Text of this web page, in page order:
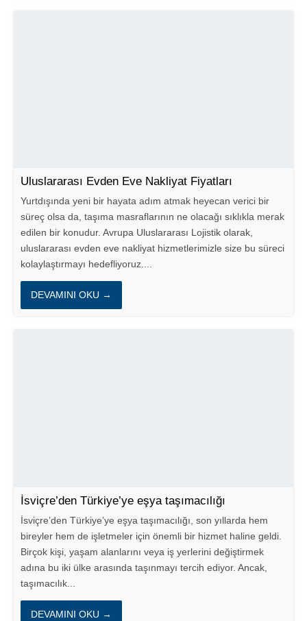
Uluslararası Evden Eve Nakliyat Fiyatları
Yurtdışında yeni bir hayata adım atmak heyecan verici bir
süreç olsa da, taşıma masraflarının ne olacağı sıklıkla merak
edilen bir konudur. Avrupa Uluslararası Lojistik olarak,
uluslararası evden eve nakliyat hizmetlerimizle size bu süreci
kolaylaştırmayı hedefliyoruz....
DEVAMINI OKU →
İsviçre’den Türkiye’ye eşya taşımacılığı
İsviçre’den Türkiye’ye eşya taşımacılığı, son yıllarda hem
bireyler hem de işletmeler için önemli bir hizmet haline geldi.
Birçok kişi, yaşam alanlarını veya iş yerlerini değiştirmek
adına bu iki ülke arasında taşınmayı tercih ediyor. Ancak,
taşımacılık...
DEVAMINI OKU →